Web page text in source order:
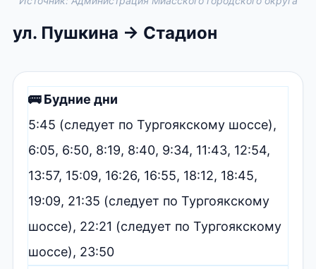
ул. Пушкина → Стадион
🚌 Будние дни
5:45 (следует по Тургоякскому шоссе),
6:05, 6:50, 8:19, 8:40, 9:34, 11:43, 12:54,
13:57, 15:09, 16:26, 16:55, 18:12, 18:45,
19:09, 21:35 (следует по Тургоякскому
шоссе), 22:21 (следует по Тургоякскому
шоссе), 23:50